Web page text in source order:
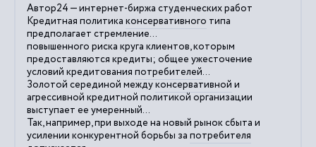
Автор24 — интернет-биржа студенческих работ
Кредитная политика консервативного типа
предполагает стремление...
повышенного риска круга клиентов, которым
предоставляются кредиты; общее ужесточение
условий кредитования потребителей...
Золотой серединой междуконсервативной и
агрессивной кредитной политикой организации
выступает ее умеренный...
Так, например, при выходе на новый рынок сбыта и
усилении конкурентной борьбы за потребителя